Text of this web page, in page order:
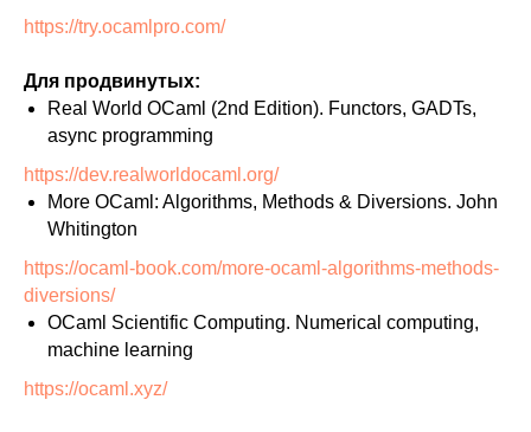
https://try.ocamlpro.com/
Для продвинутых:
Real World OCaml (2nd Edition). Functors, GADTs,
async programming
https://dev.realworldocaml.org/
More OCaml: Algorithms, Methods & Diversions. John
Whitington
https://ocaml-book.com/more-ocaml-algorithms-methods-
diversions/
OCaml Scientific Computing. Numerical computing,
machine learning
https://ocaml.xyz/